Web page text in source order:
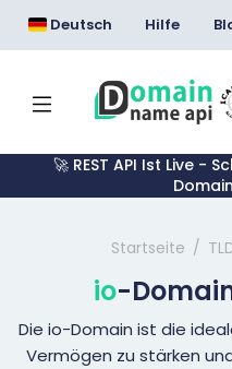
Deutsch Hilfe
🚀 REST API Ist Live -
Startseite
io-
Die io-Domain ist die
Vermögen zu stärken